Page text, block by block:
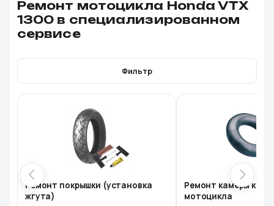
Ремонт мотоцикла Honda VTX
1300 в специализированном
сервисе
Фильтр
Ремонт покрышки (установка
жгута)
Ремонт камеры
мотоцикла